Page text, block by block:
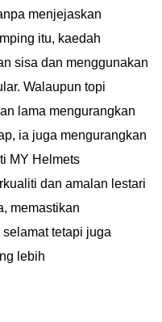
menjejaskan
itu, kaedah
sisa dan menggunakan
Walaupun topi
lama mengurangkan
ia juga mengurangkan
MY Helmets
dan amalan lestari
memastikan
tetapi juga
lebih